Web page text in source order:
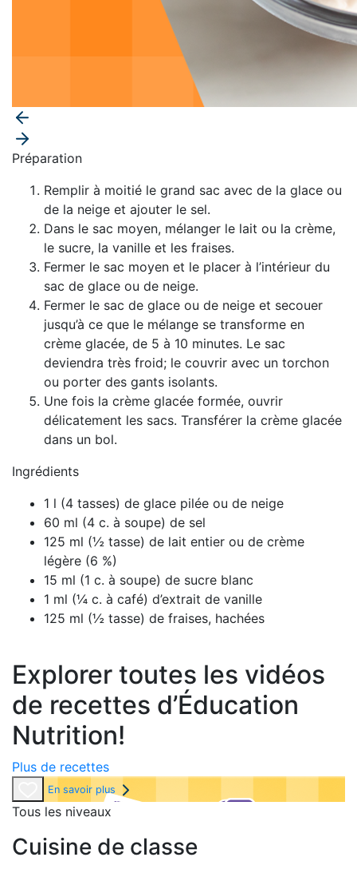
Ingrédients
1 l (4 tasses) de glace pilée ou de neige
60 ml (4 c. à soupe) de sel
125 ml (½ tasse) de lait entier ou de crème
légère (6 %)
15 ml (1 c. à soupe) de sucre blanc
1 ml (¼ c. à café) d’extrait de vanille
125 ml (½ tasse) de fraises, hachées
Préparation
Remplir à moitié le grand sac avec de la glace ou
de la neige et ajouter le sel.
Dans le sac moyen, mélanger le lait ou la crème,
le sucre, la vanille et les fraises.
Fermer le sac moyen et le placer à l’intérieur du
sac de glace ou de neige.
Fermer le sac de glace ou de neige et secouer
jusqu’à ce que le mélange se transforme en
crème glacée, de 5 à 10 minutes. Le sac
deviendra très froid; le couvrir avec un torchon
ou porter des gants isolants.
Une fois la crème glacée formée, ouvrir
délicatement les sacs. Transférer la crème glacée
dans un bol.
Explorer toutes les vidéos
de recettes d’Éducation
Nutrition!
Plus de recettes
En savoir plus
Tous les niveaux
Cuisine de classe